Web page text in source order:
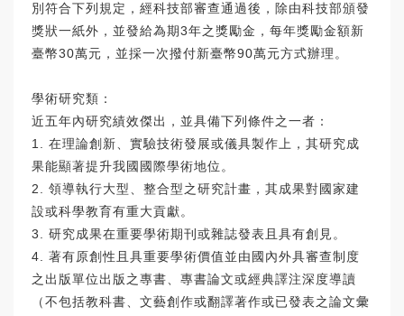
別符合下列規定，經科技部審查通過後，除由科技部頒發
獎狀一紙外，並發給為期3年之獎勵金，每年獎勵金額新
臺幣30萬元，並採一次撥付新臺幣90萬元方式辦理。
學術研究類：
近五年內研究績效傑出，並具備下列條件之一者：
1. 在理論創新、實驗技術發展或儀具製作上，其研究成
果能顯著提升我國國際學術地位。
2. 領導執行大型、整合型之研究計畫，其成果對國家建
設或科學教育有重大貢獻。
3. 研究成果在重要學術期刊或雜誌發表且具有創見。
4. 著有原創性且具重要學術價值並由國內外具審查制度
之出版單位出版之專書、專書論文或經典譯注深度導讀
（不包括教科書、文藝創作或翻譯著作或已發表之論文彙